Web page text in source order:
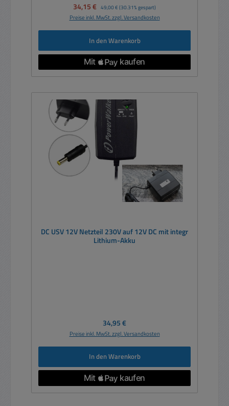
Verkaufspreis:
34,15 € Regulärer Preis:
49,00 € (30.31% gespart)
Preise inkl. MwSt. zzgl. Versandkosten
In den Warenkorb
DC USV 12V Netzteil 230V auf 12V DC mit integr
Lithium-Akku
Regulärer Preis:
34,95 €
Preise inkl. MwSt. zzgl. Versandkosten
In den Warenkorb